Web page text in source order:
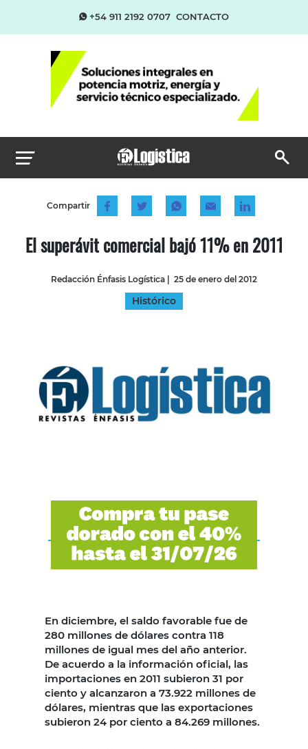
+54 911 2192 0707 CONTACTO
Compartir
El superávit comercial bajó 11% en 2011
Redacción Énfasis Logística | 25 de enero del 2012
Histórico
En diciembre, el saldo favorable fue de
280 millones de dólares contra 118
millones de igual mes del año anterior.
De acuerdo a la información oficial, las
importaciones en 2011 subieron 31 por
ciento y alcanzaron a 73.922 millones de
dólares, mientras que las exportaciones
subieron 24 por ciento a 84.269 millones.